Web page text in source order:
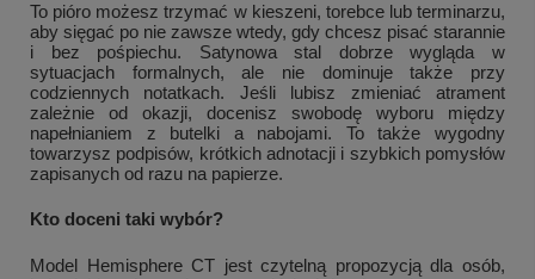
To pióro możesz trzymać w kieszeni, torebce lub terminarzu,
aby sięgać po nie zawsze wtedy, gdy chcesz pisać starannie
i bez pośpiechu. Satynowa stal dobrze wygląda w
sytuacjach formalnych, ale nie dominuje także przy
codziennych notatkach. Jeśli lubisz zmieniać atrament
zależnie od okazji, docenisz swobodę wyboru między
napełnianiem z butelki a nabojami. To także wygodny
towarzysz podpisów, krótkich adnotacji i szybkich pomysłów
zapisanych od razu na papierze.
Kto doceni taki wybór?
Model Hemisphere CT jest czytelną propozycją dla osób,